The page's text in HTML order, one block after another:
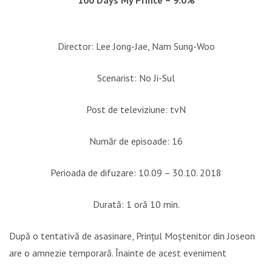
Director: Lee Jong-Jae, Nam Sung-Woo
Scenarist: No Ji-Sul
Post de televiziune: tvN
Număr de episoade: 16
Perioada de difuzare: 10.09 – 30.10. 2018
Durată: 1 oră 10 min.
După o tentativă de asasinare, Prințul Moștenitor din Joseon
are o amnezie temporară. Înainte de acest eveniment